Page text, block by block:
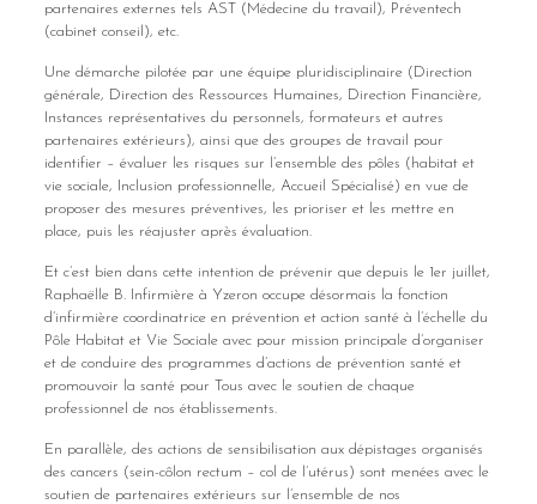
partenaires externes tels AST (Médecine du travail), Préventech
(cabinet conseil), etc.
Une démarche pilotée par une équipe pluridisciplinaire (Direction
générale, Direction des Ressources Humaines, Direction Financière,
Instances représentatives du personnels, formateurs et autres
partenaires extérieurs), ainsi que des groupes de travail pour
identifier – évaluer les risques sur l’ensemble des pôles (habitat et
vie sociale, Inclusion professionnelle, Accueil Spécialisé) en vue de
proposer des mesures préventives, les prioriser et les mettre en
place, puis les réajuster après évaluation.
Et c’est bien dans cette intention de prévenir que depuis le 1er juillet,
Raphaëlle B. Infirmière à Yzeron occupe désormais la fonction
d’infirmière coordinatrice en prévention et action santé à l’échelle du
Pôle Habitat et Vie Sociale avec pour mission principale d’organiser
et de conduire des programmes d’actions de prévention santé et
promouvoir la santé pour Tous avec le soutien de chaque
professionnel de nos établissements.
En parallèle, des actions de sensibilisation aux dépistages organisés
des cancers (sein-côlon rectum – col de l’utérus) sont menées avec le
soutien de partenaires extérieurs sur l’ensemble de nos